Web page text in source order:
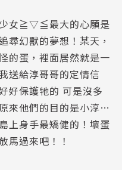
少女≧▽≦最大的心願是
尋幻獸的夢想！某天，
的蛋，裡面居然就是一
送給淳哥哥的定情信
好保護牠的 可是沒多
來他們的目的是小淳…
上身手最矯健的！壞蛋
馬過來吧！！